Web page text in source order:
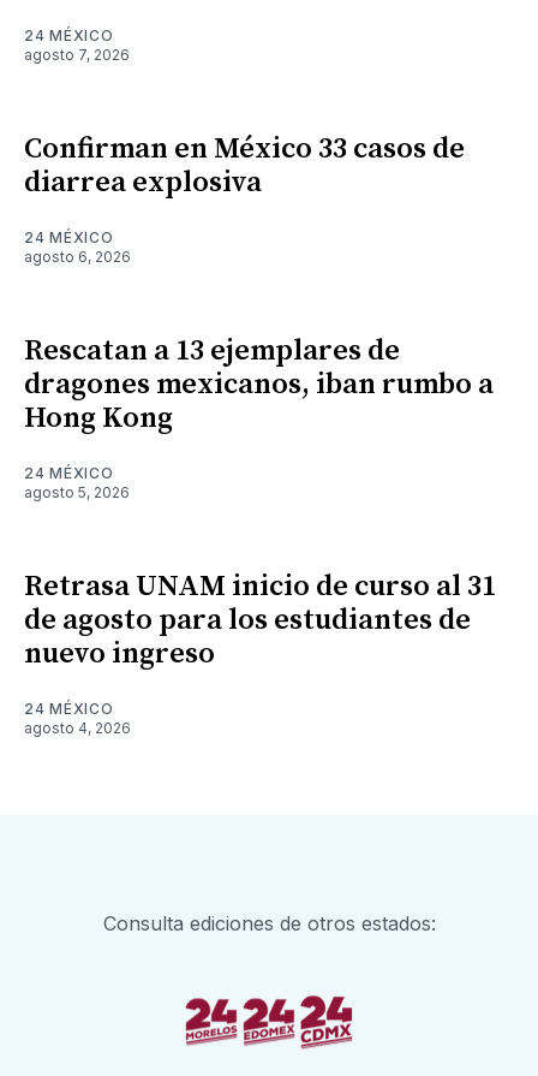
24 MÉXICO
agosto 7, 2026
Confirman en México 33 casos de
diarrea explosiva
24 MÉXICO
agosto 6, 2026
Rescatan a 13 ejemplares de
dragones mexicanos, iban rumbo a
Hong Kong
24 MÉXICO
agosto 5, 2026
Retrasa UNAM inicio de curso al 31
de agosto para los estudiantes de
nuevo ingreso
24 MÉXICO
agosto 4, 2026
Consulta ediciones de otros estados: